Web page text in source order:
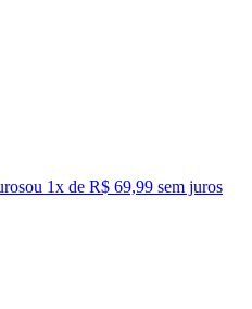
ou 1x de R$ 69,99 sem juros